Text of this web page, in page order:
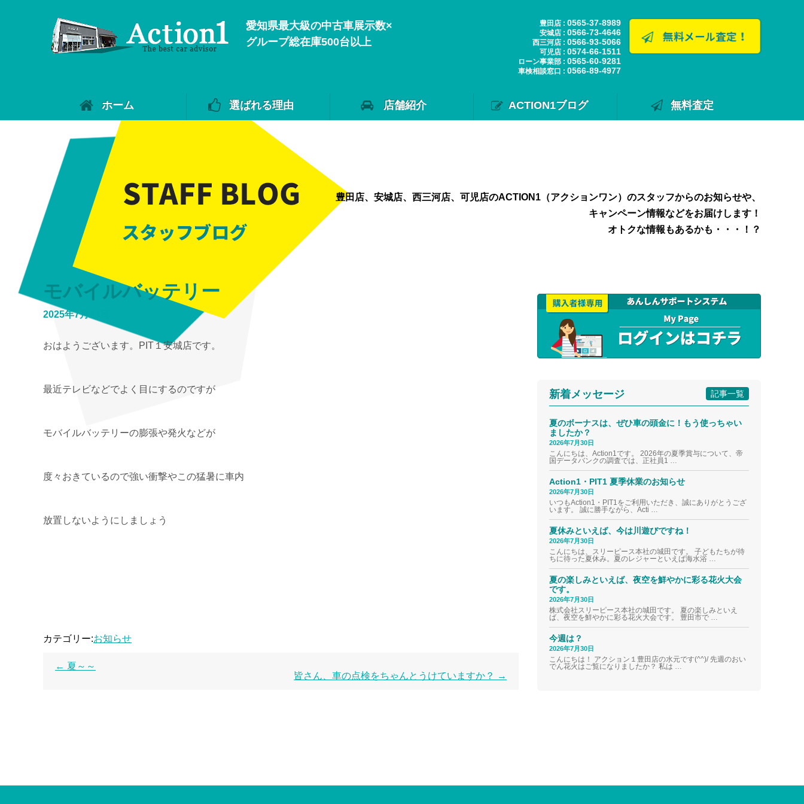
愛知県最大級の中古車展示数×
グループ総在庫500台以上
豊田店 : 0565-37-8989
安城店 : 0566-73-4646
西三河店 : 0566-93-5066
可児店 : 0574-66-1511
ローン事業部 : 0565-60-9281
車検相談窓口 : 0566-89-4977
ホーム 選ばれる理由 店舗紹介 ACTION1ブログ 無料査定
豊田店、安城店、西三河店、可児店のACTION1（アクションワン）のスタッフからのお知らせや、
キャンペーン情報などをお届けします！
オトクな情報もあるかも・・・！？
モバイルバッテリー
2025年7月23日
おはようございます。PIT１安城店です。
最近テレビなどでよく目にするのですが
モバイルバッテリーの膨張や発火などが
度々おきているので強い衝撃やこの猛暑に車内
放置しないようにしましょう
カテゴリー:お知らせ
← 夏～～
皆さん、車の点検をちゃんとうけていますか？
→
記事一覧
新着メッセージ
夏のボーナスは、ぜひ車の頭金に！もう使っちゃい
ましたか？
2026年7月30日
こんにちは、Action1です。 2026年の夏季賞与について、帝
国データバンクの調査では、正社員1 …
Action1・PIT1 夏季休業のお知らせ
2026年7月30日
いつもAction1・PIT1をご利用いただき、誠にありがとうござ
います。 誠に勝手ながら、Acti …
夏休みといえば、今は川遊びですね！
2026年7月30日
こんにちは、スリーピース本社の城田です。 子どもたちが待
ちに待った夏休み。夏のレジャーといえば海水浴 …
夏の楽しみといえば、夜空を鮮やかに彩る花火大会
です。
2026年7月30日
株式会社スリーピース本社の城田です。 夏の楽しみといえ
ば、夜空を鮮やかに彩る花火大会です。 豊田市で …
今週は？
2026年7月30日
こんにちは！ アクション１豊田店の水元です(^^)/ 先週のおい
でん花火はご覧になりましたか？ 私は …